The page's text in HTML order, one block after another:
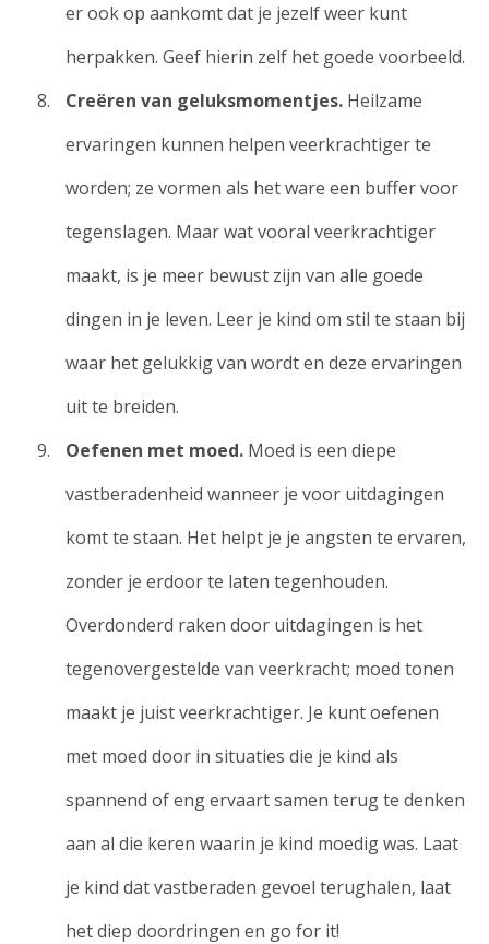
er ook op aankomt dat je jezelf weer kunt
herpakken. Geef hierin zelf het goede voorbeeld.
Creëren van geluksmomentjes. Heilzame
ervaringen kunnen helpen veerkrachtiger te
worden; ze vormen als het ware een buffer voor
tegenslagen. Maar wat vooral veerkrachtiger
maakt, is je meer bewust zijn van alle goede
dingen in je leven. Leer je kind om stil te staan bij
waar het gelukkig van wordt en deze ervaringen
uit te breiden.
Oefenen met moed. Moed is een diepe
vastberadenheid wanneer je voor uitdagingen
komt te staan. Het helpt je je angsten te ervaren,
zonder je erdoor te laten tegenhouden.
Overdonderd raken door uitdagingen is het
tegenovergestelde van veerkracht; moed tonen
maakt je juist veerkrachtiger. Je kunt oefenen
met moed door in situaties die je kind als
spannend of eng ervaart samen terug te denken
aan al die keren waarin je kind moedig was. Laat
je kind dat vastberaden gevoel terughalen, laat
het diep doordringen en go for it!